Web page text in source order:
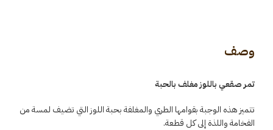
وصف
تمر صقعي باللوز مغلف بالحبة
تتميز هذه الوجبة بقوامها الطري والمغلفة بحبة اللوز التي تضيف لمسة من
الفخامة واللذة إلى كل قطعة.